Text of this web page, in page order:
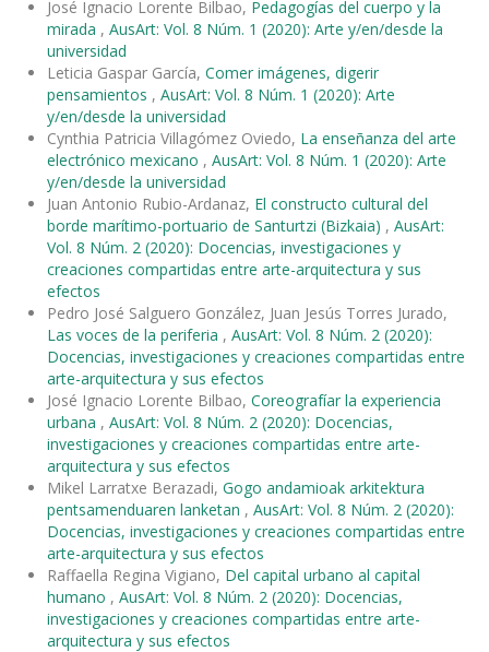
José Ignacio Lorente Bilbao, Pedagogías del cuerpo y la
mirada , AusArt: Vol. 8 Núm. 1 (2020): Arte y/en/desde la
universidad
Leticia Gaspar García, Comer imágenes, digerir
pensamientos , AusArt: Vol. 8 Núm. 1 (2020): Arte
y/en/desde la universidad
Cynthia Patricia Villagómez Oviedo, La enseñanza del arte
electrónico mexicano , AusArt: Vol. 8 Núm. 1 (2020): Arte
y/en/desde la universidad
Juan Antonio Rubio-Ardanaz, El constructo cultural del
borde marítimo-portuario de Santurtzi (Bizkaia) , AusArt:
Vol. 8 Núm. 2 (2020): Docencias, investigaciones y
creaciones compartidas entre arte-arquitectura y sus
efectos
Pedro José Salguero González, Juan Jesús Torres Jurado,
Las voces de la periferia , AusArt: Vol. 8 Núm. 2 (2020):
Docencias, investigaciones y creaciones compartidas entre
arte-arquitectura y sus efectos
José Ignacio Lorente Bilbao, Coreografíar la experiencia
urbana , AusArt: Vol. 8 Núm. 2 (2020): Docencias,
investigaciones y creaciones compartidas entre arte-
arquitectura y sus efectos
Mikel Larratxe Berazadi, Gogo andamioak arkitektura
pentsamenduaren lanketan , AusArt: Vol. 8 Núm. 2 (2020):
Docencias, investigaciones y creaciones compartidas entre
arte-arquitectura y sus efectos
Raffaella Regina Vigiano, Del capital urbano al capital
humano , AusArt: Vol. 8 Núm. 2 (2020): Docencias,
investigaciones y creaciones compartidas entre arte-
arquitectura y sus efectos